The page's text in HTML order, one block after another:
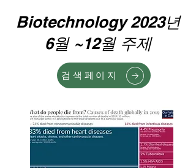
Biotechnology 2023년
6월 ~12월 주제
검색페이지